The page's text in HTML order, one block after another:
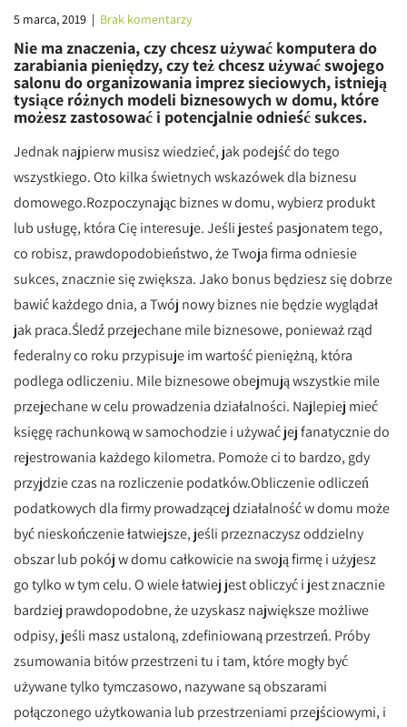
5 marca, 2019 | Brak komentarzy
Nie ma znaczenia, czy chcesz używać komputera do
zarabiania pieniędzy, czy też chcesz używać swojego
salonu do organizowania imprez sieciowych, istnieją
tysiące różnych modeli biznesowych w domu, które
możesz zastosować i potencjalnie odnieść sukces.
Jednak najpierw musisz wiedzieć, jak podejść do tego
wszystkiego. Oto kilka świetnych wskazówek dla biznesu
domowego.Rozpoczynając biznes w domu, wybierz produkt
lub usługę, która Cię interesuje. Jeśli jesteś pasjonatem tego,
co robisz, prawdopodobieństwo, że Twoja firma odniesie
sukces, znacznie się zwiększa. Jako bonus będziesz się dobrze
bawić każdego dnia, a Twój nowy biznes nie będzie wyglądał
jak praca.Śledź przejechane mile biznesowe, ponieważ rząd
federalny co roku przypisuje im wartość pieniężną, która
podlega odliczeniu. Mile biznesowe obejmują wszystkie mile
przejechane w celu prowadzenia działalności. Najlepiej mieć
księgę rachunkową w samochodzie i używać jej fanatycznie do
rejestrowania każdego kilometra. Pomoże ci to bardzo, gdy
przyjdzie czas na rozliczenie podatków.Obliczenie odliczeń
podatkowych dla firmy prowadzącej działalność w domu może
być nieskończenie łatwiejsze, jeśli przeznaczysz oddzielny
obszar lub pokój w domu całkowicie na swoją firmę i użyjesz
go tylko w tym celu. O wiele łatwiej jest obliczyć i jest znacznie
bardziej prawdopodobne, że uzyskasz największe możliwe
odpisy, jeśli masz ustaloną, zdefiniowaną przestrzeń. Próby
zsumowania bitów przestrzeni tu i tam, które mogły być
używane tylko tymczasowo, nazywane są obszarami
połączonego użytkowania lub przestrzeniami przejściowymi, i